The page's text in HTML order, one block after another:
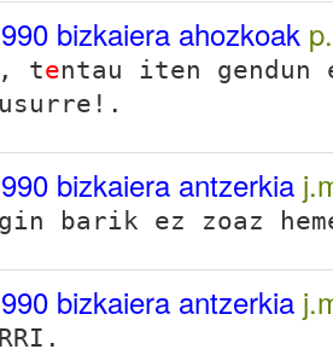
bizkaiera ahozkoak
tentau iten
bizkaiera antzerkia
gin barik ez zoaz
bizkaiera antzerkia